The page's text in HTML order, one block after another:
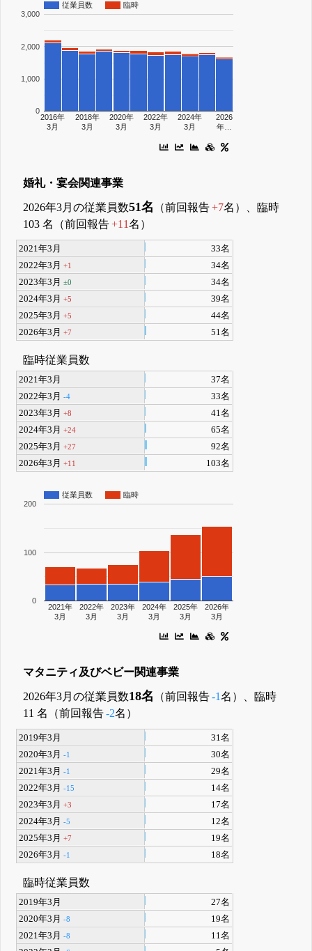
従業員数 臨時
2016年
3月
2018年
3月
2020年
3月
2022年
3月
2024年
3月
2026
年…
0
1,000
2,000
3,000
婚礼・宴会関連事業
2026年3月の従業員数51名 （前回報告+7名）、臨時
103 名（前回報告+11名）
2021年3月
33名
2022年3月+1
34名
2023年3月±0
34名
2024年3月+5
39名
2025年3月+5
44名
2026年3月+7 51名
臨時従業員数
2021年3月
37名
2022年3月-4
33名
2023年3月+8
41名
2024年3月+24
65名
2025年3月+27
92名
2026年3月+11 103名
従業員数 臨時
2021年
3月
2022年
3月
2023年
3月
2024年
3月
2025年
3月
2026年
3月
0
100
200
マタニティ及びベビー関連事業
2026年3月の従業員数18名 （前回報告-1名）、臨時
11 名（前回報告-2名）
2019年3月
31名
2020年3月-1
30名
2021年3月-1
29名
2022年3月-15
14名
2023年3月+3
17名
2024年3月-5
12名
2025年3月+7
19名
2026年3月-1 18名
臨時従業員数
2019年3月
27名
2020年3月-8
19名
2021年3月-8
11名